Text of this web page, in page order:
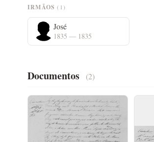
IRMÃOS(1)
José
1835 — 1835
Documentos (2)